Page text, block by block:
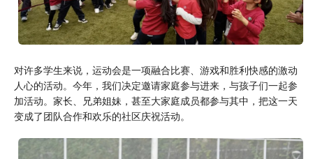
对许多学生来说，运动会是一项融合比赛、游戏和胜利快感的激动
人心的活动。今年，我们决定邀请家庭参与进来，与孩子们一起参
加活动。家长、兄弟姐妹，甚至大家庭成员都参与其中，把这一天
变成了团队合作和欢乐的社区庆祝活动。